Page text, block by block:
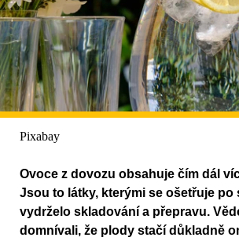
Pixabay
Ovoce z dovozu obsahuje čím dál
Jsou to látky, kterými se ošetřuje po
vydrželo skladování a přepravu.
domnívali, že plody stačí důkladně